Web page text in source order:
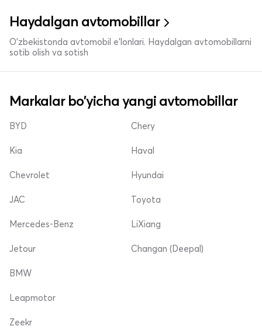
Haydalgan avtomobillar
O'zbekistonda avtomobil e’lonlari. Haydalgan avtomobillarni
sotib olish va sotish
Markalar bo'yicha yangi avtomobillar
BYD
Kia
Chevrolet
Chery
Haval
Hyundai
JAC
Mercedes-Benz
Jetour
Toyota
LiXiang
Changan (Deepal)
BMW
Leapmotor
Zeekr